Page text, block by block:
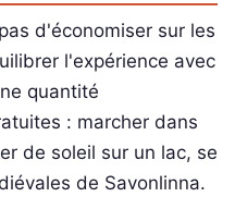
d'économiser sur les
l'expérience avec
quantité
: marcher dans
de soleil sur un lac, se
de Savonlinna.